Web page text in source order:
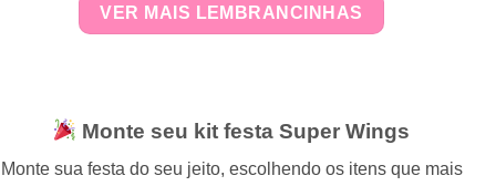
VER MAIS LEMBRANCINHAS
Monte seu kit festa Super Wings
Monte sua festa do seu jeito, escolhendo os itens que mais